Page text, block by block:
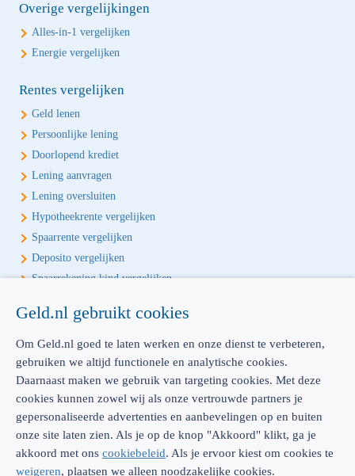
Overige vergelijkingen
Alles-in-1 vergelijken
Energie vergelijken
Rentes vergelijken
Geld lenen
Persoonlijke lening
Doorlopend krediet
Lening aanvragen
Lening oversluiten
Hypotheekrente vergelijken
Spaarrente vergelijken
Deposito vergelijken
Spaarrekening kind vergelijken
Écht onafhankelijk vergelijken
Geld.nl is de écht onafhankelijke vergelijker voor je verzekeringen en
bankproducten. Vergelijk, kies het beste product voor jou en betaal
geen euro te veel!
AFM: 12039914 300.014480
Geld.nl gebruikt cookies
Om Geld.nl goed te laten werken en onze dienst te verbeteren,
gebruiken we altijd functionele en analytische cookies.
Daarnaast maken we gebruik van targeting cookies. Met deze
cookies kunnen zowel wij als onze vertrouwde partners je
gepersonaliseerde advertenties en aanbevelingen op en buiten
onze site laten zien. Als je op de knop "Akkoord" klikt, ga je
akkoord met ons cookiebeleid. Als je ervoor kiest om cookies te
weigeren, plaatsen we alleen noodzakelijke cookies.